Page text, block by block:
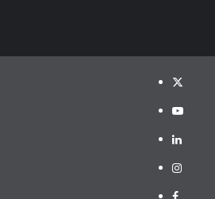
Twitter
YouTube
LinkedIn
Instagram
Facebook